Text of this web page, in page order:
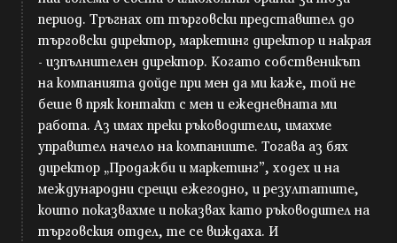
период. Тръгнах от търговски представител до
търговски директор, маркетинг директор и накрая
- изпълнителен директор. Когато собственикът
на компанията дойде при мен да ми каже, той не
беше в пряк контакт с мен и ежедневната ми
работа. Аз имах преки ръководители, имахме
управител начело на компаниите. Тогава аз бях
директор „Продажби и маркетинг”, ходех и на
международни срещи ежегодно, и резултатите,
които показвахме и показвах като ръководител на
търговския отдел, те се виждаха. И